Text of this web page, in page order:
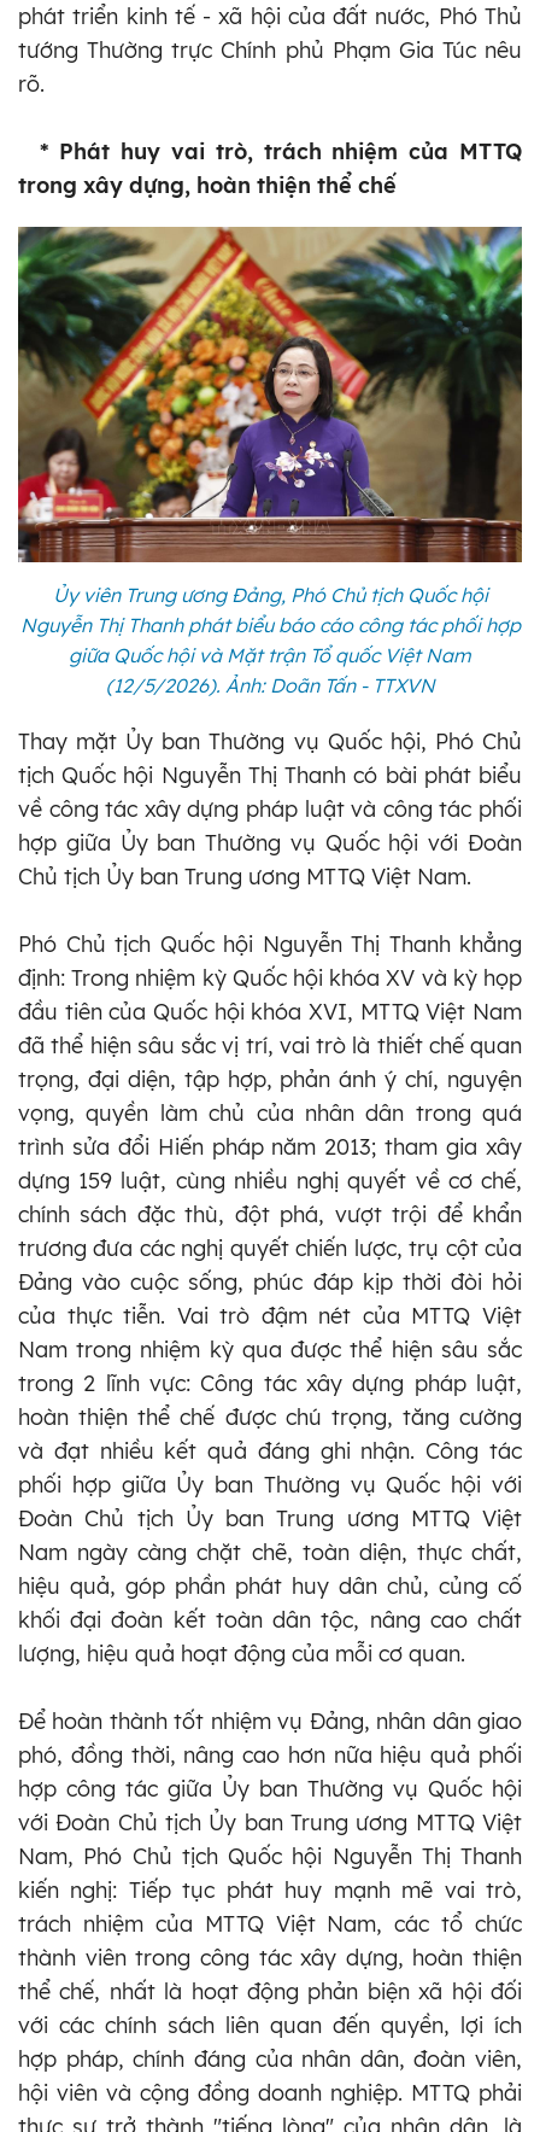
phát triển kinh tế - xã hội của đất nước, Phó Thủ
tướng Thường trực Chính phủ Phạm Gia Túc nêu
rõ.
* Phát huy vai trò, trách nhiệm của MTTQ
trong xây dựng, hoàn thiện thể chế
Ủy viên Trung ương Đảng, Phó Chủ tịch Quốc hội
Nguyễn Thị Thanh phát biểu báo cáo công tác phối hợp
giữa Quốc hội và Mặt trận Tổ quốc Việt Nam
(12/5/2026). Ảnh: Doãn Tấn - TTXVN
Thay mặt Ủy ban Thường vụ Quốc hội, Phó Chủ
tịch Quốc hội Nguyễn Thị Thanh có bài phát biểu
về công tác xây dựng pháp luật và công tác phối
hợp giữa Ủy ban Thường vụ Quốc hội với Đoàn
Chủ tịch Ủy ban Trung ương MTTQ Việt Nam.
Phó Chủ tịch Quốc hội Nguyễn Thị Thanh khẳng
định: Trong nhiệm kỳ Quốc hội khóa XV và kỳ họp
đầu tiên của Quốc hội khóa XVI, MTTQ Việt Nam
đã thể hiện sâu sắc vị trí, vai trò là thiết chế quan
trọng, đại diện, tập hợp, phản ánh ý chí, nguyện
vọng, quyền làm chủ của nhân dân trong quá
trình sửa đổi Hiến pháp năm 2013; tham gia xây
dựng 159 luật, cùng nhiều nghị quyết về cơ chế,
chính sách đặc thù, đột phá, vượt trội để khẩn
trương đưa các nghị quyết chiến lược, trụ cột của
Đảng vào cuộc sống, phúc đáp kịp thời đòi hỏi
của thực tiễn. Vai trò đậm nét của MTTQ Việt
Nam trong nhiệm kỳ qua được thể hiện sâu sắc
trong 2 lĩnh vực: Công tác xây dựng pháp luật,
hoàn thiện thể chế được chú trọng, tăng cường
và đạt nhiều kết quả đáng ghi nhận. Công tác
phối hợp giữa Ủy ban Thường vụ Quốc hội với
Đoàn Chủ tịch Ủy ban Trung ương MTTQ Việt
Nam ngày càng chặt chẽ, toàn diện, thực chất,
hiệu quả, góp phần phát huy dân chủ, củng cố
khối đại đoàn kết toàn dân tộc, nâng cao chất
lượng, hiệu quả hoạt động của mỗi cơ quan.
Để hoàn thành tốt nhiệm vụ Đảng, nhân dân giao
phó, đồng thời, nâng cao hơn nữa hiệu quả phối
hợp công tác giữa Ủy ban Thường vụ Quốc hội
với Đoàn Chủ tịch Ủy ban Trung ương MTTQ Việt
Nam, Phó Chủ tịch Quốc hội Nguyễn Thị Thanh
kiến nghị: Tiếp tục phát huy mạnh mẽ vai trò,
trách nhiệm của MTTQ Việt Nam, các tổ chức
thành viên trong công tác xây dựng, hoàn thiện
thể chế, nhất là hoạt động phản biện xã hội đối
với các chính sách liên quan đến quyền, lợi ích
hợp pháp, chính đáng của nhân dân, đoàn viên,
hội viên và cộng đồng doanh nghiệp. MTTQ phải